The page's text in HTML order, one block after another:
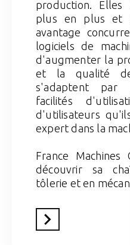
production.
plus en plus et
avantage
logiciels de
d'augmenter la
et la qualité
s'adaptent par
facilités
d'utilisateurs
expert dans la
France
découvrir sa
tôlerie et en
En savoir plus